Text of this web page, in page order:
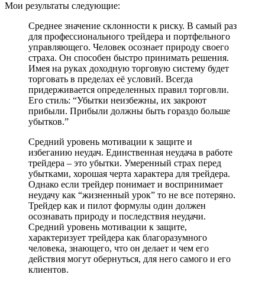
Мои результаты следующие:
Среднее значение склонности к риску. В самый раз
для профессионального трейдера и портфельного
управляющего. Человек осознает природу своего
страха. Он способен быстро принимать решения.
Имея на руках доходную торговую систему будет
торговать в пределах её условий. Всегда
придерживается определенных правил торговли.
Его стиль: “Убытки неизбежны, их закроют
прибыли. Прибыли должны быть гораздо больше
убытков.”
Средний уровень мотивации к защите и
избеганию неудач. Единственная неудача в работе
трейдера – это убытки. Умеренный страх перед
убытками, хорошая черта характера для трейдера.
Однако если трейдер понимает и воспринимает
неудачу как “жизненный урок” то не все потеряно.
Трейдер как и пилот формулы один должен
осознавать природу и последствия неудачи.
Средний уровень мотивации к защите,
характеризует трейдера как благоразумного
человека, знающего, что он делает и чем его
действия могут обернуться, для него самого и его
клиентов.